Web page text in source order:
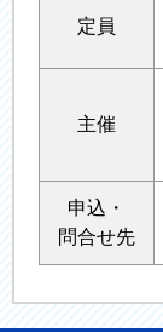
定員
主催
申込・
問合せ先